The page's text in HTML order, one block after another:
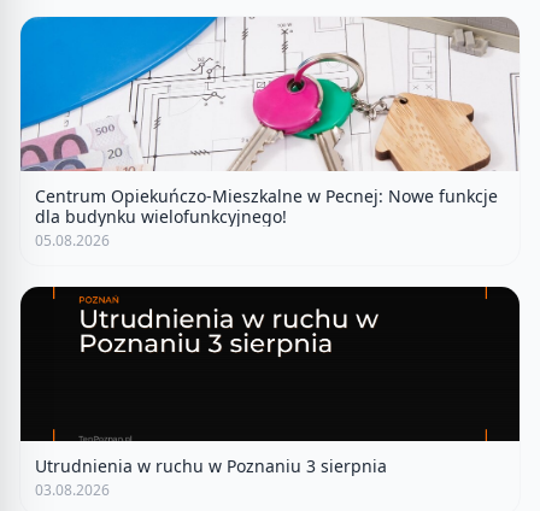
Centrum Opiekuńczo-Mieszkalne w Pecnej: Nowe funkcje
dla budynku wielofunkcyjnego!
05.08.2026
Utrudnienia w ruchu w Poznaniu 3 sierpnia
03.08.2026